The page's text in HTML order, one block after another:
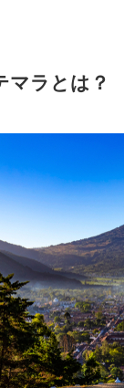
マラとは？